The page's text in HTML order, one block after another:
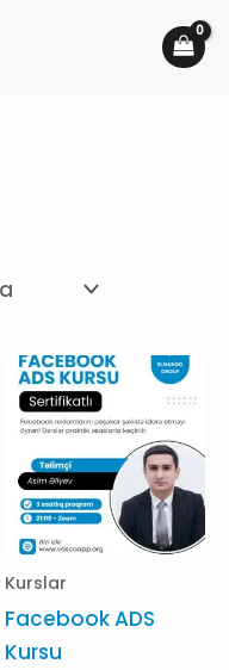
Kurslar
Facebook ADS
Kursu